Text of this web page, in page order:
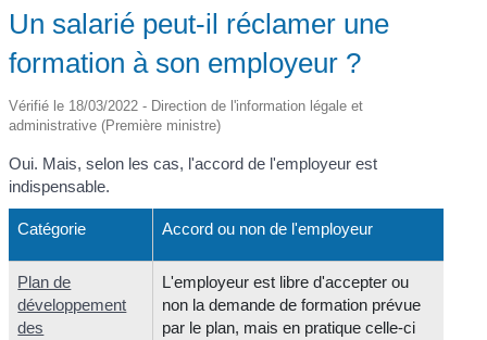
Un salarié peut-il réclamer une
formation à son employeur ?
Vérifié le 18/03/2022 - Direction de l'information légale et
administrative (Première ministre)
Oui. Mais, selon les cas, l'accord de l'employeur est
indispensable.
Catégorie Accord ou non de l'employeur
Plan de
développement
des
L'employeur est libre d'accepter ou
non la demande de formation prévue
par le plan, mais en pratique celle-ci